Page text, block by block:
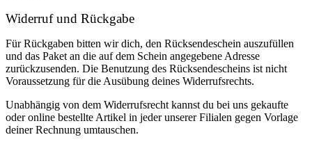
Widerruf und Rückgabe
Für Rückgaben bitten wir dich, den Rücksendeschein auszufüllen
und das Paket an die auf dem Schein angegebene Adresse
zurückzusenden. Die Benutzung des Rücksendescheins ist nicht
Voraussetzung für die Ausübung deines Widerrufsrechts.
Unabhängig von dem Widerrufsrecht kannst du bei uns gekaufte
oder online bestellte Artikel in jeder unserer Filialen gegen Vorlage
deiner Rechnung umtauschen.